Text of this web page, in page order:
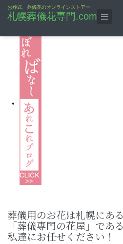
お葬式、葬儀花のオンラインストアー
札幌葬儀花専門.com
葬儀用のお花は札幌にある
「葬儀専門の花屋」である
私達にお任せください！